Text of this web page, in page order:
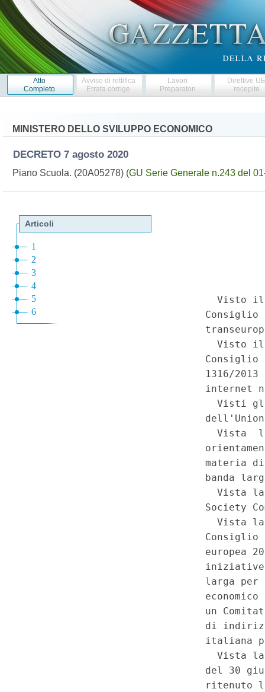
Atto
Completo
Avviso di rettifica
Errata corrige
Lavori
Preparatori
Direttive
recepite
MINISTERO DELLO SVILUPPO ECONOMICO
DECRETO 7 agosto 2020
Piano Scuola. (20A05278) (GU Serie Generale n.243 del